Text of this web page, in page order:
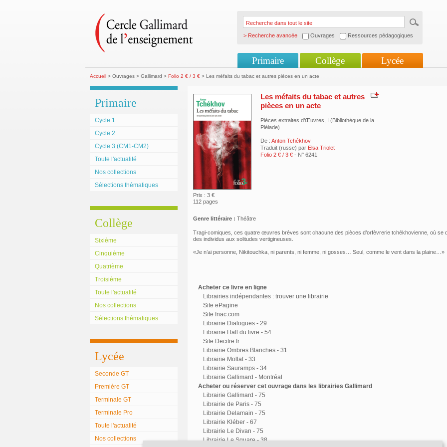
> Recherche avancée Ouvrages Ressources pédagogiques
Primaire Collège Lycée
Accueil> Ouvrages > Gallimard > Folio 2 € / 3 €> Les méfaits du tabac et autres pièces en un acte
Primaire
Cycle 1
Cycle 2
Cycle 3 (CM1-CM2)
Toute l'actualité
Nos collections
Sélections thématiques
Collège
Sixième
Cinquième
Quatrième
Troisième
Toute l'actualité
Nos collections
Sélections thématiques
Lycée
Seconde GT
Première GT
Terminale GT
Terminale Pro
Toute l'actualité
Nos collections
Prix : 3 €
112 pages
Les méfaits du tabac et autres
pièces en un acte
Pièces extraites d’Œuvres, I (Bibliothèque de la
Pléiade)
De : Anton Tchékhov
Traduit (russe) par Elsa Triolet
Folio 2 € / 3 € - N° 6241
Genre littéraire : Théâtre
Tragi-comiques, ces quatre œuvres brèves sont chacune des pièces d’orfèvrerie tchékhovienne, où se
des individus aux solitudes vertigineuses.
«Je n’ai personne, Nikitouchka, ni parents, ni femme, ni gosses… Seul, comme le vent dans la plaine…»
Acheter ce livre en ligne
Librairies indépendantes : trouver une librairie
Site ePagine
Site fnac.com
Librairie Dialogues - 29
Librairie Hall du livre - 54
Site Decitre.fr
Librairie Ombres Blanches - 31
Librairie Mollat - 33
Librairie Sauramps - 34
Librairie Gallimard - Montréal
Acheter ou réserver cet ouvrage dans les librairies Gallimard
Librairie Gallimard - 75
Librairie de Paris - 75
Librairie Delamain - 75
Librairie Kléber - 67
Librairie Le Divan - 75
Librairie Le Square - 38